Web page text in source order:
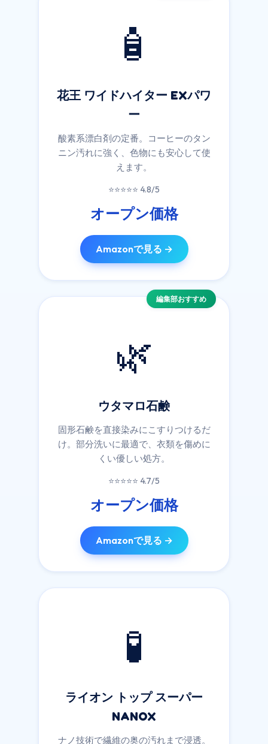
🧴
花王 ワイドハイター EXパワ
ー
酸素系漂白剤の定番。コーヒーのタン
ニン汚れに強く、色物にも安心して使
えます。
⭐⭐⭐⭐⭐ 4.8/5
オープン価格
Amazonで見る →
編集部おすすめ
🌿
ウタマロ石鹸
固形石鹸を直接染みにこすりつけるだ
け。部分洗いに最適で、衣類を傷めに
くい優しい処方。
⭐⭐⭐⭐⭐ 4.7/5
オープン価格
Amazonで見る →
🧪
ライオン トップ スーパー
NANOX
ナノ技術で繊維の奥の汚れまで浸透。